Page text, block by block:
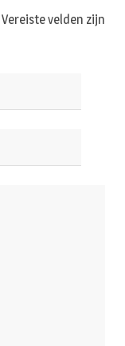
Vereiste velden zijn